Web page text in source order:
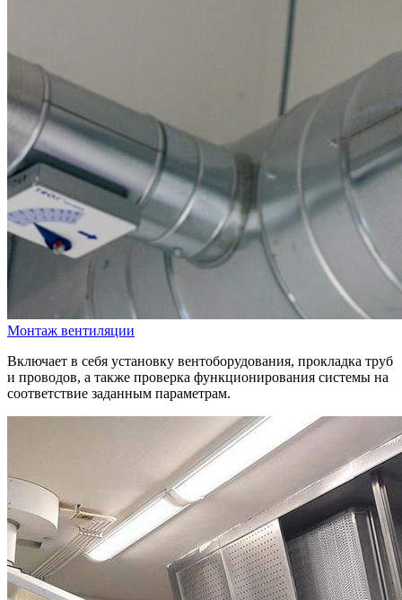
Монтаж вентиляции
Включает в себя установку вентоборудования, прокладка труб
и проводов, а также проверка функционирования системы на
соответствие заданным параметрам.